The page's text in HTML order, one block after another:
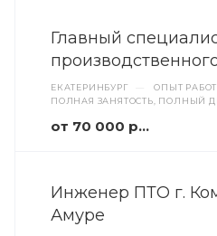
Главный
ЕКАТЕРИНБУРГ ОПЫТ
ПОЛНАЯ ЗАНЯТОСТЬ, ПОЛНЫЙ
от 70 000 руб.
Инженер ПТО г.
Амуре